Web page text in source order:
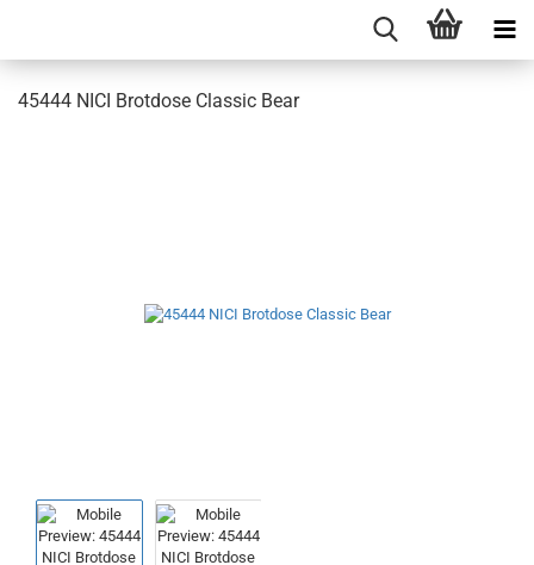
45444 NICI Brotdose Classic Bear